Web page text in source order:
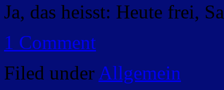
Ja, das heisst: Heute frei,
1 Comment
Filed under Allgemein